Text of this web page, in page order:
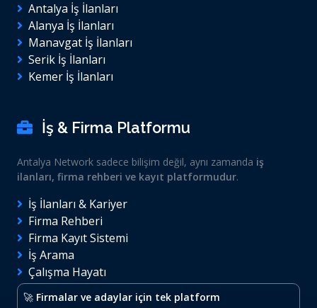
Antalya İş İlanları
Alanya İş İlanları
Manavgat İş İlanları
Serik İş İlanları
Kemer İş İlanları
İş & Firma Platformu
Antalya Network sadece bilişim değil, aynı zamanda iş
ilanları, firma rehberi ve kayıt platformudur.
İş İlanları & Kariyer
Firma Rehberi
Firma Kayıt Sistemi
İş Arama
Çalışma Hayatı
🚀 Firmalar ve adaylar için tek platform